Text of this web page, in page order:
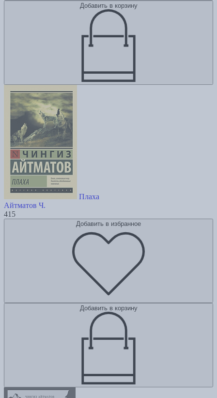
Добавить в корзину
Плаха
Айтматов Ч.
415
Добавить в избранное
Добавить в корзину